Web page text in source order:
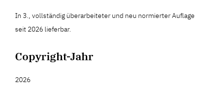
In 3., vollständig überarbeiteter und neu normierter Auflage
seit 2026 lieferbar.
Copyright-Jahr
2026